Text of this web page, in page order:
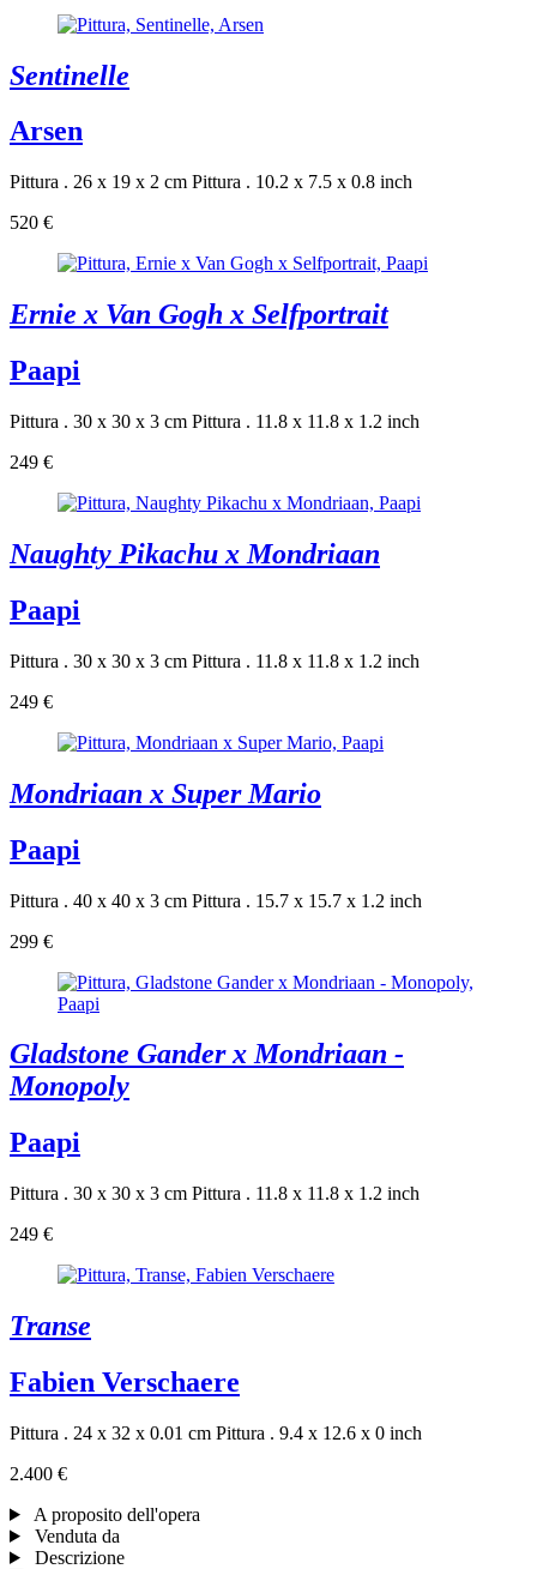
Sentinelle
Arsen
Pittura . 26 x 19 x 2 cm Pittura . 10.2 x 7.5 x 0.8 inch
520 €
Ernie x Van Gogh x Selfportrait
Paapi
Pittura . 30 x 30 x 3 cm Pittura . 11.8 x 11.8 x 1.2 inch
249 €
Naughty Pikachu x Mondriaan
Paapi
Pittura . 30 x 30 x 3 cm Pittura . 11.8 x 11.8 x 1.2 inch
249 €
Mondriaan x Super Mario
Paapi
Pittura . 40 x 40 x 3 cm Pittura . 15.7 x 15.7 x 1.2 inch
299 €
Gladstone Gander x Mondriaan -
Monopoly
Paapi
Pittura . 30 x 30 x 3 cm Pittura . 11.8 x 11.8 x 1.2 inch
249 €
Transe
Fabien Verschaere
Pittura . 24 x 32 x 0.01 cm Pittura . 9.4 x 12.6 x 0 inch
2.400 €
A proposito dell'opera
Venduta da
Descrizione